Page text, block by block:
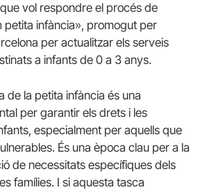
vol respondre el procés de
petita infància», promogut per
per actualitzar els serveis
a infants de 0 a 3 anys.
de la petita infància és una
per garantir els drets i les
especialment per aquells que
És una època clau per a la
de necessitats específiques dels
famílies. I si aquesta tasca